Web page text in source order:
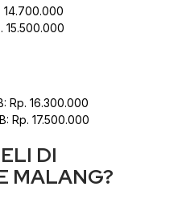
14.700.000
15.500.000
Rp. 16.300.000
Rp. 17.500.000
DI
MALANG?